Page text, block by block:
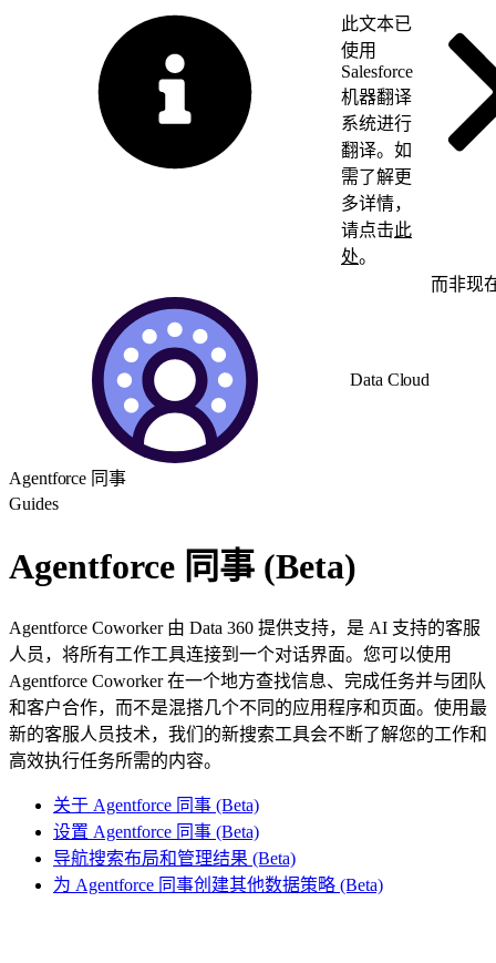
此文本已
使用
Salesforce
机器翻译
系统进行
翻译。如
需了解更
多详情，
请点击此
处。
而非现
Data Cloud
Agentforce 同事
Guides
Agentforce 同事 (Beta)
Agentforce Coworker 由 Data 360 提供支持，是 AI 支持的客服
人员，将所有工作工具连接到一个对话界面。您可以使用
Agentforce Coworker 在一个地方查找信息、完成任务并与团队
和客户合作，而不是混搭几个不同的应用程序和页面。使用最
新的客服人员技术，我们的新搜索工具会不断了解您的工作和
高效执行任务所需的内容。
关于 Agentforce 同事 (Beta)
设置 Agentforce 同事 (Beta)
导航搜索布局和管理结果 (Beta)
为 Agentforce 同事创建其他数据策略 (Beta)